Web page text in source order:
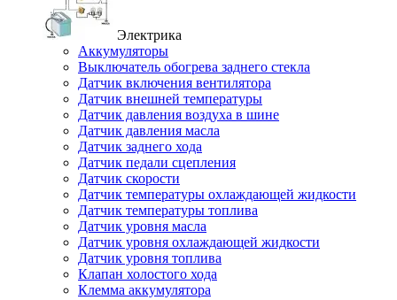
Электрика
Аккумуляторы
Выключатель обогрева заднего стекла
Датчик включения вентилятора
Датчик внешней температуры
Датчик давления воздуха в шине
Датчик давления масла
Датчик заднего хода
Датчик педали сцепления
Датчик скорости
Датчик температуры охлаждающей жидкости
Датчик температуры топлива
Датчик уровня масла
Датчик уровня охлаждающей жидкости
Датчик уровня топлива
Клапан холостого хода
Клемма аккумулятора